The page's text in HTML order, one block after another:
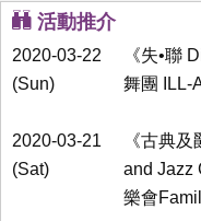
活動推介
2020-03-22
(Sun)
《失•聯
舞團 ILL-
2020-03-21
(Sat)
《古典
and Jazz
樂會